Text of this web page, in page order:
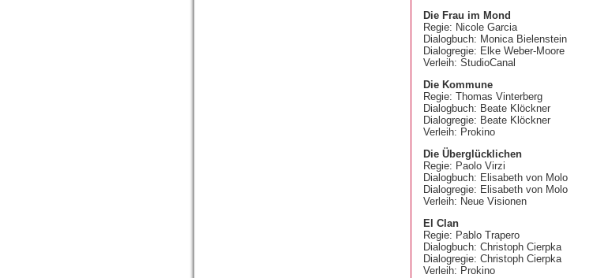
Die Frau im Mond
Regie: Nicole Garcia
Dialogbuch: Monica Bielenstein
Dialogregie: Elke Weber-Moore
Verleih: StudioCanal
Die Kommune
Regie: Thomas Vinterberg
Dialogbuch: Beate Klöckner
Dialogregie: Beate Klöckner
Verleih: Prokino
Die Überglücklichen
Regie: Paolo Virzi
Dialogbuch: Elisabeth von Molo
Dialogregie: Elisabeth von Molo
Verleih: Neue Visionen
El Clan
Regie: Pablo Trapero
Dialogbuch: Christoph Cierpka
Dialogregie: Christoph Cierpka
Verleih: Prokino